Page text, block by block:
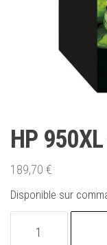
HP
189,70 €
Disponible sur